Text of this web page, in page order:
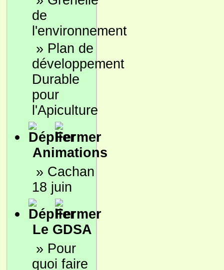
de
l'environnement
» Plan de
développement
Durable
pour
l'Apiculture
Animations
» Cachan
18 juin
Le GDSA
» Pour
quoi faire